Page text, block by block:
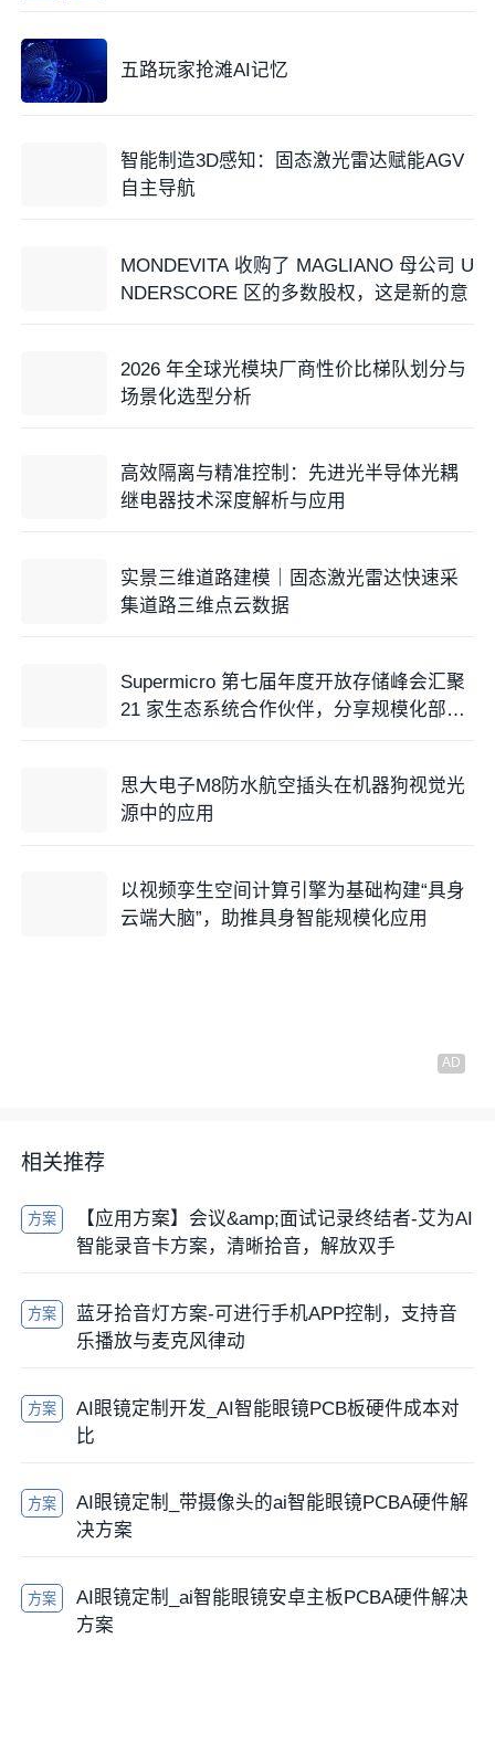
五路玩家抢滩AI记忆
智能制造3D感知：固态激光雷达赋能AGV
自主导航
MONDEVITA 收购了 MAGLIANO 母公司 U
NDERSCORE 区的多数股权，这是新的意
2026 年全球光模块厂商性价比梯队划分与
场景化选型分析
高效隔离与精准控制：先进光半导体光耦
继电器技术深度解析与应用
实景三维道路建模｜固态激光雷达快速采
集道路三维点云数据
Supermicro 第七届年度开放存储峰会汇聚
21 家生态系统合作伙伴，分享规模化部署
思大电子M8防水航空插头在机器狗视觉光
源中的应用
以视频孪生空间计算引擎为基础构建“具身
云端大脑”，助推具身智能规模化应用
相关推荐
方案
【应用方案】会议&amp;面试记录终结者-艾为AI
智能录音卡方案，清晰拾音，解放双手
方案
蓝牙拾音灯方案-可进行手机APP控制，支持音
乐播放与麦克风律动
方案
AI眼镜定制开发_AI智能眼镜PCB板硬件成本对
比
方案
AI眼镜定制_带摄像头的ai智能眼镜PCBA硬件解
决方案
方案
AI眼镜定制_ai智能眼镜安卓主板PCBA硬件解决
方案